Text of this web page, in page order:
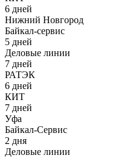
6 дней
Нижний Новгород
Байкал-сервис
5 дней
Деловые линии
7 дней
РАТЭК
6 дней
КИТ
7 дней
Уфа
Байкал-Сервис
2 дня
Деловые линии